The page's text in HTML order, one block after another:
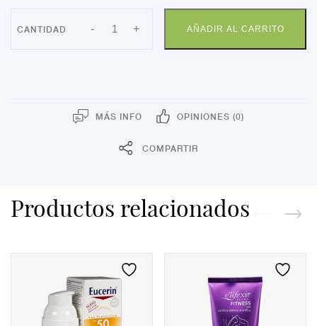
- FARLINE
DUPLO
DESODORANTE
+ AÑADIR AL CARRITO
MÁS INFO OPINIONES (0)
COMPARTIR
Productos relacionados